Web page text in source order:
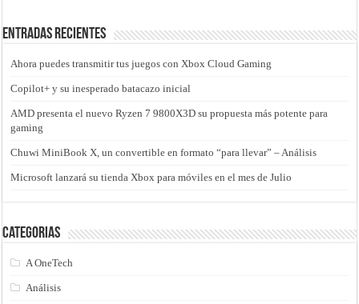
Entradas recientes
Ahora puedes transmitir tus juegos con Xbox Cloud Gaming
Copilot+ y su inesperado batacazo inicial
AMD presenta el nuevo Ryzen 7 9800X3D su propuesta más potente para
gaming
Chuwi MiniBook X, un convertible en formato “para llevar” – Análisis
Microsoft lanzará su tienda Xbox para móviles en el mes de Julio
Categorias
A OneTech
Análisis